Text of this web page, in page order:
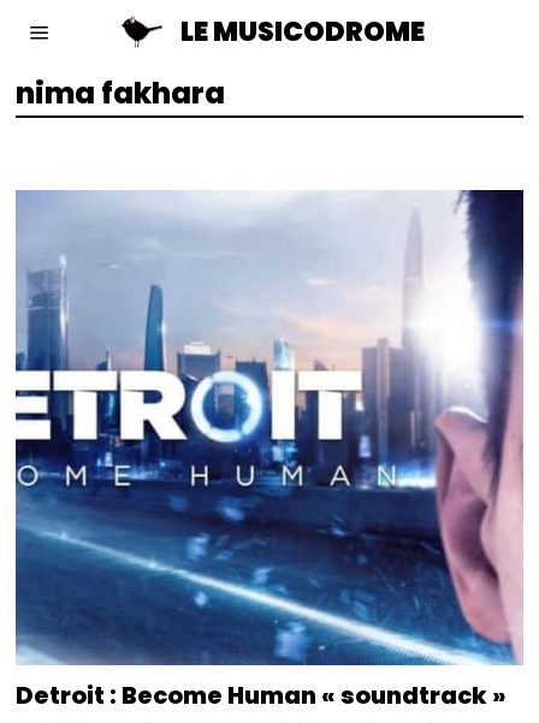
LE MUSICODROME
nima fakhara
Detroit : Become Human « soundtrack »